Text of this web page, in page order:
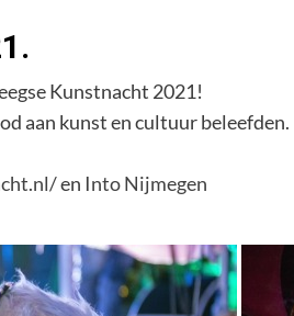
Kunstnacht 2021!
aan kunst en cultuur beleefden.
en Into Nijmegen